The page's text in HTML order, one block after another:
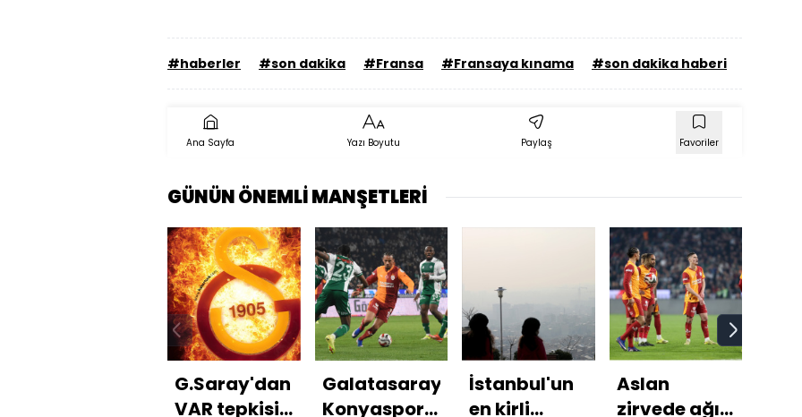
#haberler #son dakika #Fransa #Fransaya kınama #son dakika haberi
Ana Sayfa Yazı Boyutu Paylaş Favoriler
GÜNÜN ÖNEMLİ MANŞETLERİ
G.Saray'dan
VAR tepkisi:
Galatasaray'a
Konyaspor
İstanbul'un
en kirli
Aslan
zirvede ağır